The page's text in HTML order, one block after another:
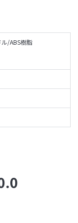
/ABS樹脂